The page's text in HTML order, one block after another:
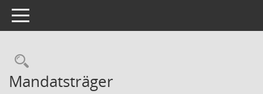
Toggle navigation
Rechercheauswahl
Mandatsträger